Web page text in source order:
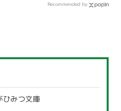
Recommended by
ひみつ文庫